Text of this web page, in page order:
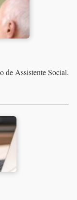
de Assistente Social.